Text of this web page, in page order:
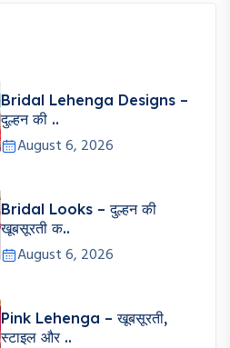
Bridal Lehenga Designs –
दुल्हन की ..
August 6, 2026
Bridal Looks – दुल्हन की
खूबसूरती क..
August 6, 2026
Pink Lehenga – खूबसूरती,
स्टाइल और ..